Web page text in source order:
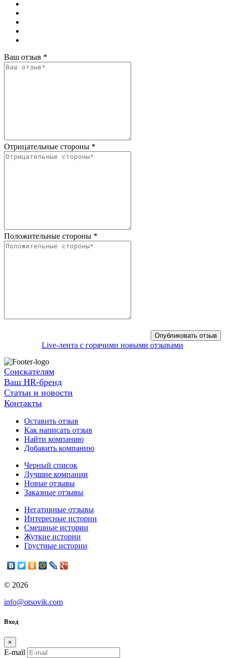
Ваш отзыв *
Отрицательные стороны *
Положительные стороны *
Live-лента с горячими новыми отзывами
Соискателям
Ваш HR-бренд
Статьи и новости
Контакты
Оставить отзыв
Как написать отзыв
Найти компанию
Добавить компанию
Черный список
Лучшие компании
Новые отзывы
Заказные отзывы
Негативные отзывы
Интересные истории
Смешные истории
Жуткие истории
Грустные истории
© 2026
info@otsovik.com
Вход
×
E-mail